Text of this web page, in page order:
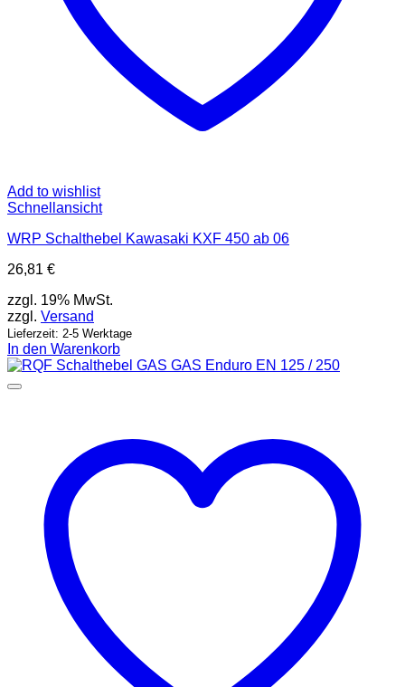
Add to wishlist
Schnellansicht
WRP Schalthebel Kawasaki KXF 450 ab 06
26,81 €
zzgl. 19% MwSt.
zzgl. Versand
Lieferzeit: 2-5 Werktage
In den Warenkorb